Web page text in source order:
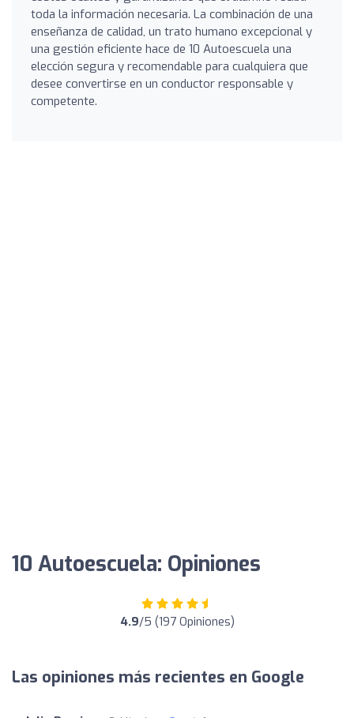
toda la información necesaria. La combinación de una
enseñanza de calidad, un trato humano excepcional y
una gestión eficiente hace de 10 Autoescuela una
elección segura y recomendable para cualquiera que
desee convertirse en un conductor responsable y
competente.
10 Autoescuela: Opiniones
4.9/5 (197 Opiniones)
Las opiniones más recientes en Google